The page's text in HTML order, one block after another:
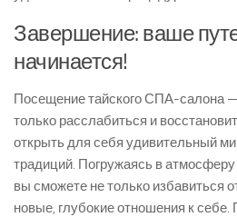
Завершение: ваше
начинается!
Посещение тайского СПА-салона
только расслабиться и
открыть для себя удивительный
традиций. Погружаясь в атмосферу
вы сможете не только избавиться
новые, глубокие отношения к себе.